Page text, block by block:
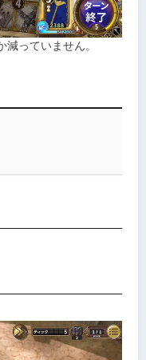
っていません。